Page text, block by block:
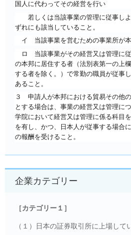
国人に代わってその経営を行い
若しくは当該事業の管理に従事しよ
ずれにも該当していること。
イ 当該事業を営むための事業所が本
ロ 当該事業がその経営又は管理に
の本邦に居住する者 （法別表第一の上
する者を除く。） で常勤の職員が従事
あること。
３ 申請人が本邦における貿易その他
とする場合は、 事業の経営又は管理に
学院において経営又は管理に係る科目
を有し、かつ、日本人が従事する場合
の報酬を受けること。
企業カテゴリー
［カテゴリー１］
（１）日本の証券取引所に上場して